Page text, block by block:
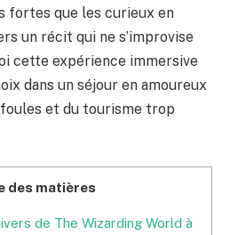
fortes que les curieux en
un récit qui ne s’improvise
cette expérience immersive
dans un séjour en amoureux
et du tourisme trop
des matières
de The Wizarding World à